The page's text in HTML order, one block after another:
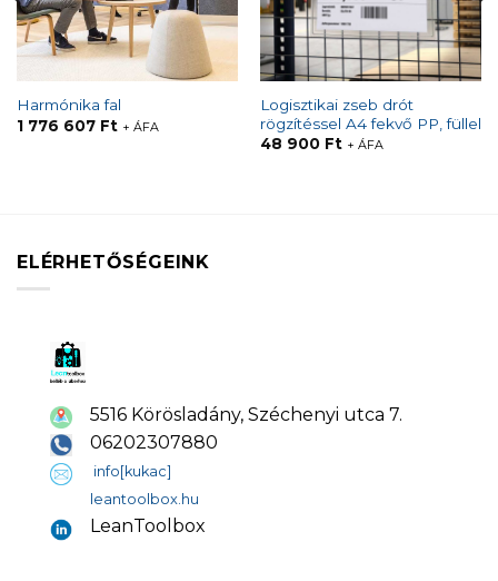
Harmónika fal
1 776 607 Ft + ÁFA
Logisztikai zseb drót
rögzítéssel A4 fekvő PP, füllel
48 900 Ft + ÁFA
ELÉRHETŐSÉGEINK
5516 Körösladány, Széchenyi utca 7.
06202307880
info[kukac]
leantoolbox.hu
LeanToolbox